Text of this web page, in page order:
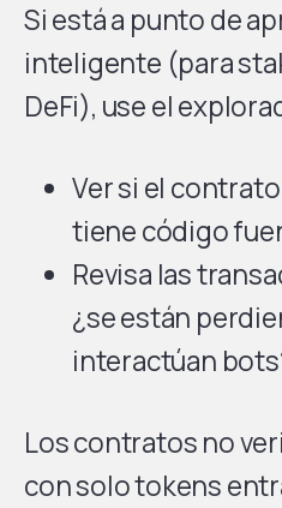
Si está a punto de
inteligente (para
DeFi), use el
Ver si el
tiene código
Revisa las
¿se están
interactúan
Los contratos no
con solo tokens